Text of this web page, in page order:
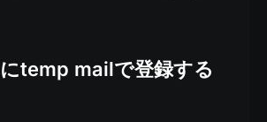
temp mailで登録する